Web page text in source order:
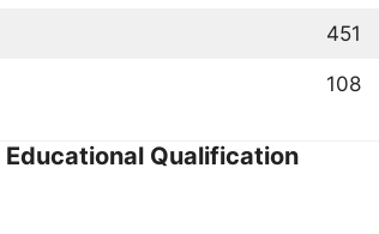
451
108
Qualification